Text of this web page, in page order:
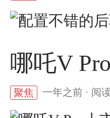
哪吒V
聚焦 一年之前 · 阅